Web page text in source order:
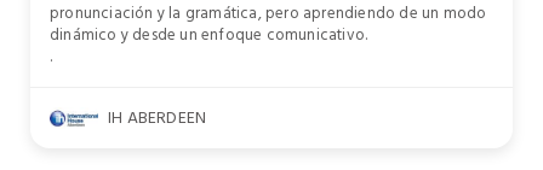
pronunciación y la gramática, pero aprendiendo de un modo
dinámico y desde un enfoque comunicativo.
.
IH ABERDEEN